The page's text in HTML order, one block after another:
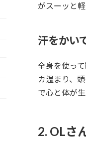
がスーッと軽
汗をかい
全身を使っ
カ温まり、
で心と体が
2. OLさ